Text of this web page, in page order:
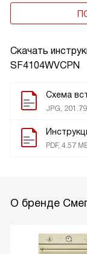
Скачать
SF4104WVCPN
Схема
JPG,
PDF, 4.57
О бренде